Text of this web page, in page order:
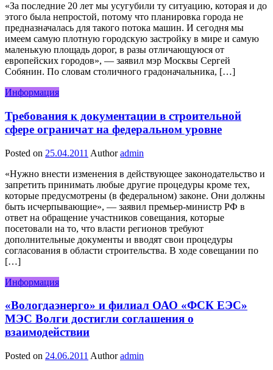
«За последние 20 лет мы усугубили ту ситуацию, которая и до
этого была непростой, потому что планировка города не
предназначалась для такого потока машин. И сегодня мы
имеем самую плотную городскую застройку в мире и самую
маленькую площадь дорог, в разы отличающуюся от
европейских городов», — заявил мэр Москвы Сергей
Собянин. По словам столичного градоначальника, […]
Информация
Требования к документации в строительной
сфере ограничат на федеральном уровне
Posted on 25.04.2011 Author admin
«Нужно внести изменения в действующее законодательство и
запретить принимать любые другие процедуры кроме тех,
которые предусмотрены (в федеральном) законе. Они должны
быть исчерпывающие», — заявил премьер-министр РФ в
ответ на обращение участников совещания, которые
посетовали на то, что власти регионов требуют
дополнительные документы и вводят свои процедуры
согласования в области строительства. В ходе совещании по
[…]
Информация
«Вологдаэнерго» и филиал ОАО «ФСК ЕЭС»
МЭС Волги достигли соглашения о
взаимодействии
Posted on 24.06.2011 Author admin